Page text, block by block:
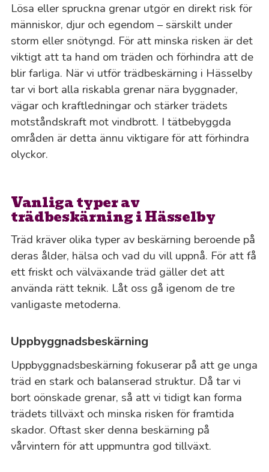
Lösa eller spruckna grenar utgör en direkt risk för
människor, djur och egendom – särskilt under
storm eller snötyngd. För att minska risken är det
viktigt att ta hand om träden och förhindra att de
blir farliga. När vi utför trädbeskärning i Hässelby
tar vi bort alla riskabla grenar nära byggnader,
vägar och kraftledningar och stärker trädets
motståndskraft mot vindbrott. I tätbebyggda
områden är detta ännu viktigare för att förhindra
olyckor.
Vanliga typer av
trädbeskärning i Hässelby
Träd kräver olika typer av beskärning beroende på
deras ålder, hälsa och vad du vill uppnå. För att få
ett friskt och välväxande träd gäller det att
använda rätt teknik. Låt oss gå igenom de tre
vanligaste metoderna.
Uppbyggnadsbeskärning
Uppbyggnadsbeskärning fokuserar på att ge unga
träd en stark och balanserad struktur. Då tar vi
bort oönskade grenar, så att vi tidigt kan forma
trädets tillväxt och minska risken för framtida
skador. Oftast sker denna beskärning på
vårvintern för att uppmuntra god tillväxt.